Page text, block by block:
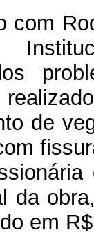
com
de
da
em